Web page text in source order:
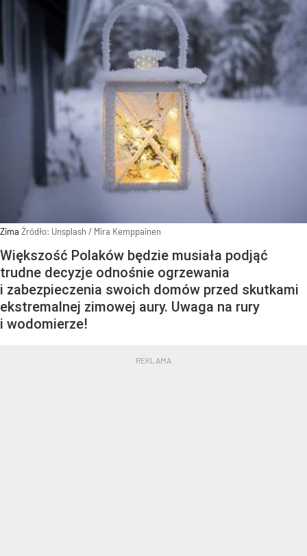
Zima Źródło: Unsplash / Mira Kemppainen
Większość Polaków będzie musiała podjąć
trudne decyzje odnośnie ogrzewania
i zabezpieczenia swoich domów przed skutkami
ekstremalnej zimowej aury. Uwaga na rury
i wodomierze!